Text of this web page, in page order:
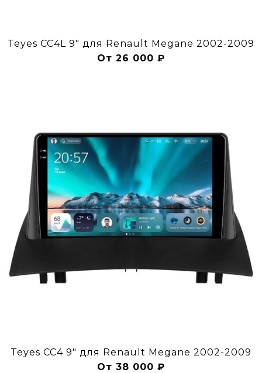
Teyes CC4L 9" для Renault Megane 2002-2009
От 26 000 ₽
Teyes CC4 9" для Renault Megane 2002-2009
От 38 000 ₽